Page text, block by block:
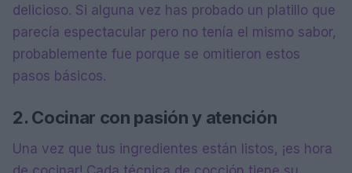
delicioso. Si alguna vez has probado un platillo que
parecía espectacular pero no tenía el mismo sabor,
probablemente fue porque se omitieron estos
pasos básicos.
2. Cocinar con pasión y atención
Una vez que tus ingredientes están listos, ¡es hora